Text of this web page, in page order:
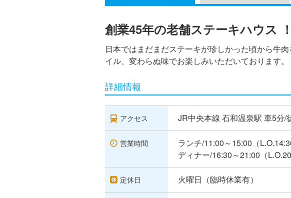
創業45年の老舗ステーキハウス
日本ではまだまだステーキが珍しかった頃から牛
イル、変わらぬ味でお楽しみいただいております。
詳細情報
アクセス JR中央本線 石和温泉駅 車5分/
営業時間
ランチ/11:00～15:00（
ディナー/16:30～21:00（
定休日 火曜日（臨時休業有）